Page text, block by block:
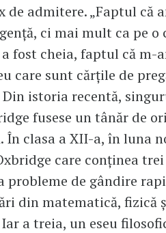
de admitere. „Faptul că
ci mai mult ca pe o
fost cheia, faptul că m-
care sunt cărțile de
istoria recentă,
fusese un tânăr de
În clasa a XII-a, în luna
care conținea
probleme de gândire
din matematică, fizică
a treia, un eseu